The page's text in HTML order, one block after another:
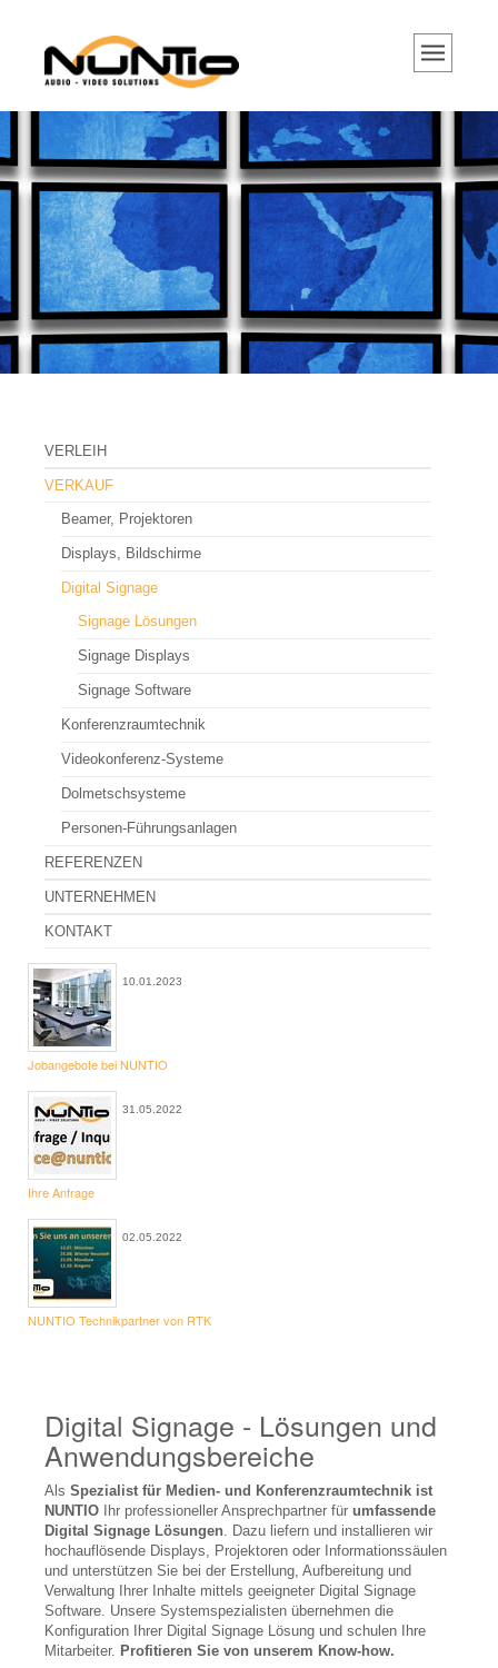
VERLEIH
Tontechnik
Tonanlagen
DJ Equipment
Lichttechnik
Videotechnik
Beamer und Projektoren
Bildschirme, TV Stative
Traversensysteme
Dolmetscher
FAQ Dolmetschertechnik
Flüsterkoffer Verleih
Seminartechnik Verleih
Pinnwand
Flipchart
Whiteboard
VERLEIH
VERKAUF
Beamer, Projektoren
Displays, Bildschirme
Digital Signage
Signage Lösungen
Signage Displays
Signage Software
Konferenzraumtechnik
Videokonferenz-Systeme
Dolmetschsysteme
Personen-Führungsanlagen
REFERENZEN
UNTERNEHMEN
KONTAKT
Jobangebote bei NUNTIO
10.01.2023
Ihre Anfrage
31.05.2022
NUNTIO Technikpartner von RTK
02.05.2022
Digital Signage - Lösungen und
Anwendungsbereiche
Als Spezialist für Medien- und Konferenzraumtechnik ist
NUNTIO Ihr professioneller Ansprechpartner für umfassende
Digital Signage Lösungen. Dazu liefern und installieren wir
hochauflösende Displays, Projektoren oder Informationssäulen
und unterstützen Sie bei der Erstellung, Aufbereitung und
Verwaltung Ihrer Inhalte mittels geeigneter Digital Signage
Software. Unsere Systemspezialisten übernehmen die
Konfiguration Ihrer Digital Signage Lösung und schulen Ihre
Mitarbeiter. Profitieren Sie von unserem Know-how.